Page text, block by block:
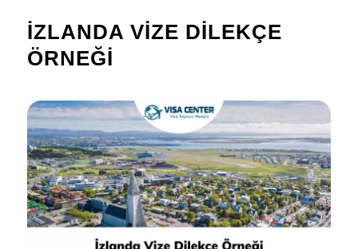
İZLANDA VIZE DILEKÇE
ÖRNEĞI